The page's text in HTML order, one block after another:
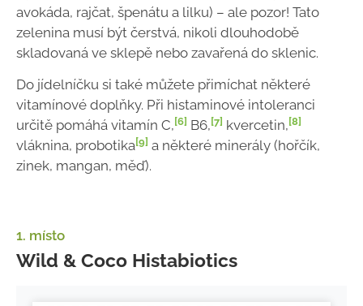
avokáda, rajčat, špenátu a lilku) – ale pozor! Tato
zelenina musí být čerstvá, nikoli dlouhodobě
skladovaná ve sklepě nebo zavařená do sklenic.
Do jídelníčku si také můžete přimíchat některé
vitamínové doplňky. Při histaminové intoleranci
určitě pomáhá vitamín C, [6] B6, [7] kvercetin, [8]
vláknina, probotika[9] a některé minerály (hořčík,
zinek, mangan, měď).
1. místo
Wild & Coco Histabiotics